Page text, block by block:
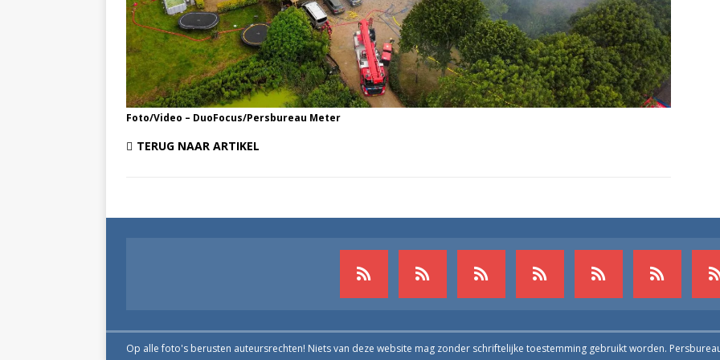
Foto/Video – DuoFocus/Persbureau Meter
TERUG NAAR ARTIKEL
Op alle foto's berusten auteursrechten! Niets van deze website mag zonder schriftelijke toestemming gebruikt worden.